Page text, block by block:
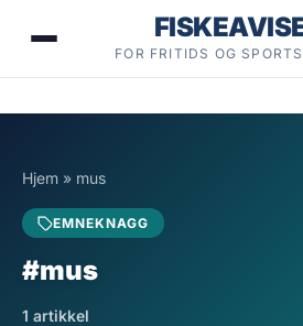
FOR FRITIDS OG
Hjem » mus
EMNEKNAGG
#mus
1 artikkel